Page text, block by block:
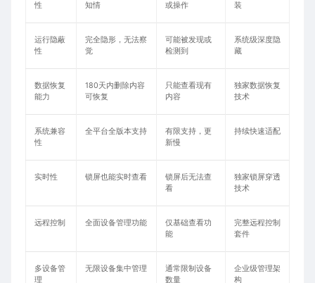
性
知情
或操作
装
运行隐蔽
性
完全隐形，无法察
觉
可能被发现或
检测到
系统级深度隐
藏
数据恢复
能力
180天内删除内容
可恢复
只能查看现有
内容
独家数据恢复
技术
系统兼容
性
全平台全版本支持
有限支持，更
新慢
持续快速适配
实时性 锁屏也能实时查看
锁屏后无法查
看
独家锁屏穿透
技术
远程控制 全面设备管理功能
仅基础查看功
能
完整远程控制
套件
多设备管
理
无限设备集中管理
通常限制设备
数量
企业级管理架
构